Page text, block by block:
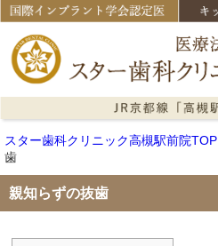
スター歯科クリニック高槻駅前院TOP
歯
親知らずの抜歯